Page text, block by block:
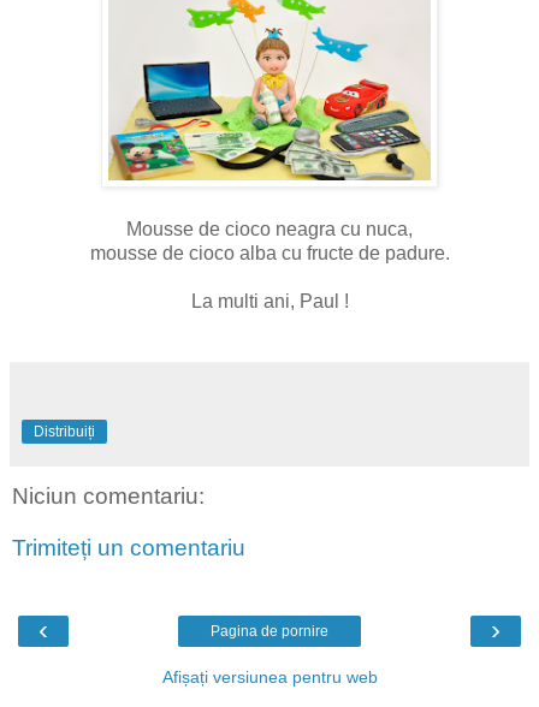
Mousse de cioco neagra cu nuca,
mousse de cioco alba cu fructe de padure.
La multi ani, Paul !
Distribuiți
Niciun comentariu:
Trimiteți un comentariu
‹ ›
Pagina de pornire
Afișați versiunea pentru web